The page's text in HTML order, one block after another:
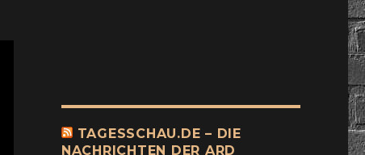
TAGESSCHAU.DE – DIE
NACHRICHTEN DER ARD